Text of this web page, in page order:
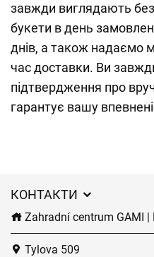
завжди виглядають
букети в день
днів, а також надаємо
час доставки. Ви
підтвердження про
гарантує вашу
КОНТАКТИ
Zahradní centrum GAMI |
Tylova 509